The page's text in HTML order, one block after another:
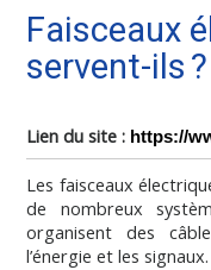
Faisceaux
servent-ils ?
Lien du site : https://
Les faisceaux
de nombreux
organisent des
l’énergie et les